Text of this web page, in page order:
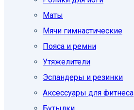
Маты
Мячи гимнастические
Пояса и ремни
Утяжелители
Эспандеры и резинки
Аксессуары для фитнеса